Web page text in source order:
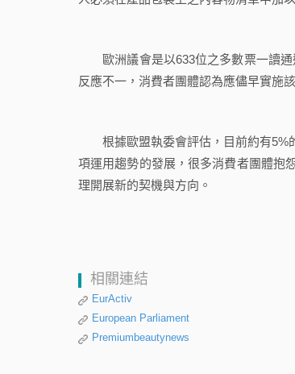
歐洲議會是以633位之多數票一讀通
反應不一，消費者團體認為應儘早實施
根據歐盟執委會評估，目前約有5%
項運用趨勢的發展，很多消費者團體抱
理開展新的契機與方向。
相關連結
EurActiv
European Parliament
Premiumbeautynews